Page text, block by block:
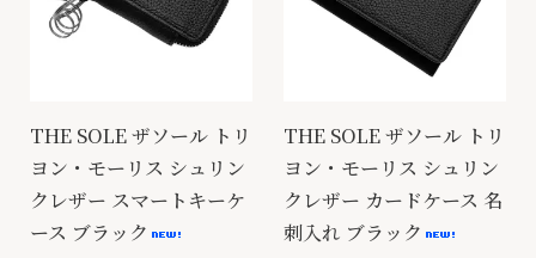
THE SOLE ザソール トリ
ヨン・モーリス シュリン
クレザー スマートキーケ
ース ブラック
THE SOLE ザソール トリ
ヨン・モーリス シュリン
クレザー カードケース 名
刺入れ ブラック